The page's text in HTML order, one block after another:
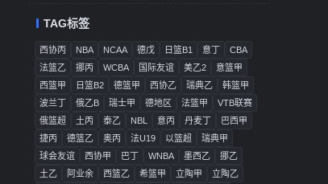
TAG标签
西协丙 NBA NCAA 德戊 日篮B1 意丁
CBA
法篮乙
挪丙 WCBA 国际友谊 美乙2
意篮甲
西篮甲
日篮B2 德篮甲 西协乙 瑞典乙
韩篮甲
波兰丁
俄乙B 瑞士甲 德地区 法篮甲
VTB联赛
俄篮超
土丙 泰乙 NBL 意丙 丹麦丁
巴西甲
捷丙
德篮乙 奥丙 法U19 以篮超
瑞典甲
球会友谊
西协甲 巴丁 WNBA 墨西乙
挪乙
土乙
阿业余 西篮乙 希篮甲 立陶甲
立陶乙